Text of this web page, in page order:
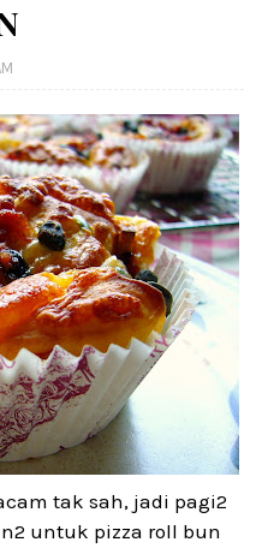
tak sah, jadi pagi2
untuk pizza roll bun